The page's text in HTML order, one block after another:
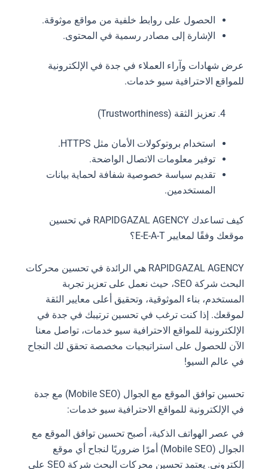
الحصول على روابط خلفية من مواقع موثوقة.
الإشارة إلى مصادر رسمية في المحتوى.
عرض شهادات وآراء العملاء في جدة في الإلكترونية
للمواقع الاحترافية سيو خدمات.
تعزيز الثقة (Trustworthiness)
استخدام بروتوكولات الأمان مثل HTTPS.
توفير معلومات الاتصال الواضحة.
تقديم سياسة خصوصية شفافة لحماية بيانات
المستخدمين.
كيف تساعدك RAPIDGAZAL AGENCY في تحسين
موقعك وفقًا لمعايير E-E-A-T؟
RAPIDGAZAL AGENCY هي الرائدة في تحسين محركات
البحث شركة SEO، حيث نعمل على تعزيز تجربة
المستخدم، بناء الموثوقية، وتحقيق أعلى معايير الثقة
لموقعك. إذا كنت ترغب في تحسين ترتيبك في جدة في
الإلكترونية للمواقع الاحترافية سيو خدمات، تواصل معنا
الآن للحصول على استراتيجيات مخصصة تحقق لك النجاح
في عالم السيو!
تحسين توافق الموقع مع الجوال (Mobile SEO) مع جدة
في الإلكترونية للمواقع الاحترافية سيو خدمات:
في عصر الهواتف الذكية، أصبح تحسين توافق الموقع مع
الجوال (Mobile SEO) أمرًا ضروريًا لنجاح أي موقع
إلكتروني. يعتمد تحسين محركات البحث شركة SEO على